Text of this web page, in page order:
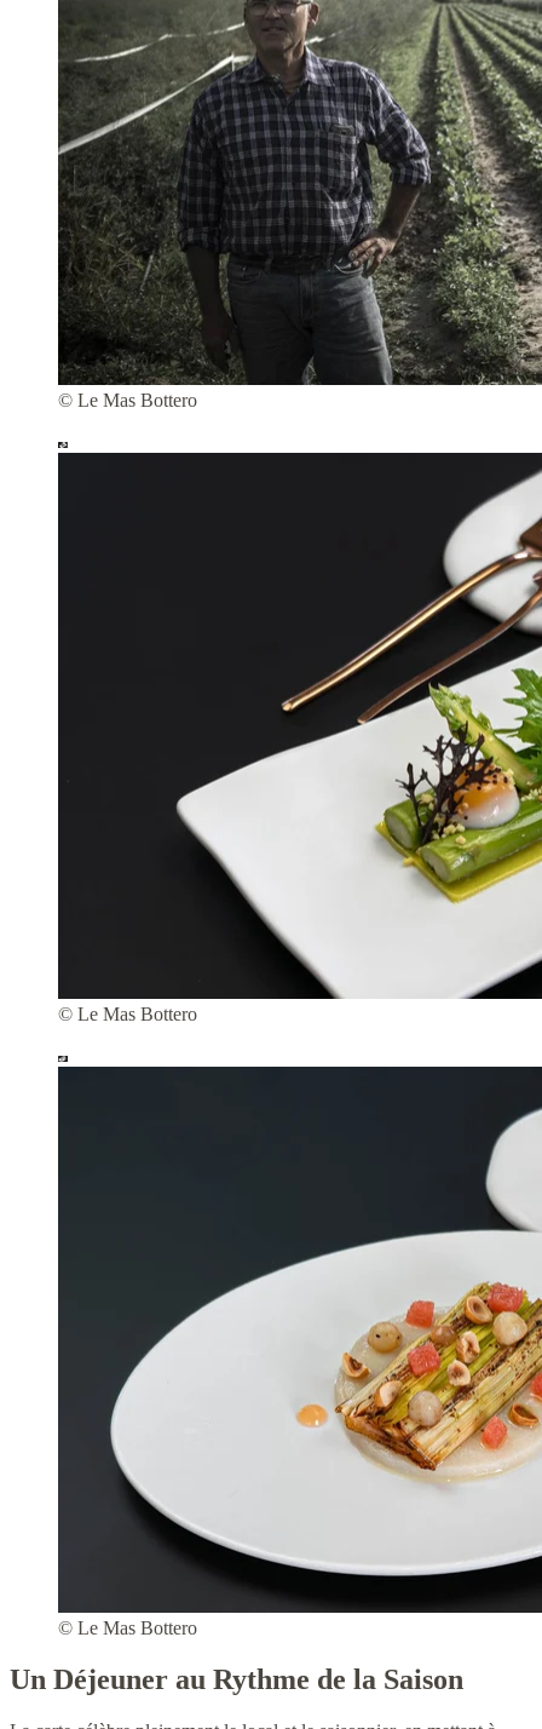
© Le Mas Bottero
© Le Mas Bottero
© Le Mas Bottero
Un Déjeuner au Rythme de la Saison